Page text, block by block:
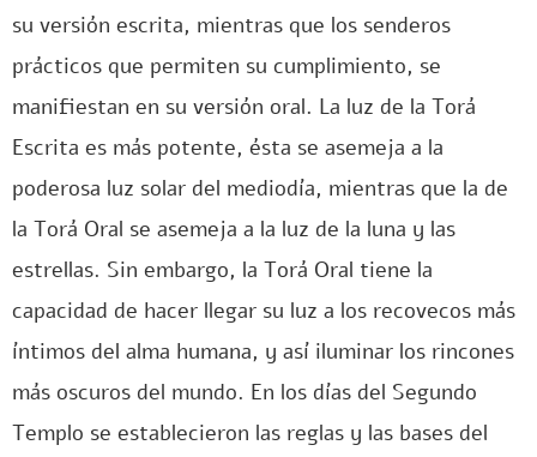
su versión escrita, mientras que los senderos
prácticos que permiten su cumplimiento, se
manifiestan en su versión oral. La luz de la Torá
Escrita es más potente, ésta se asemeja a la
poderosa luz solar del mediodía, mientras que la de
la Torá Oral se asemeja a la luz de la luna y las
estrellas. Sin embargo, la Torá Oral tiene la
capacidad de hacer llegar su luz a los recovecos más
íntimos del alma humana, y así iluminar los rincones
más oscuros del mundo. En los días del Segundo
Templo se establecieron las reglas y las bases del